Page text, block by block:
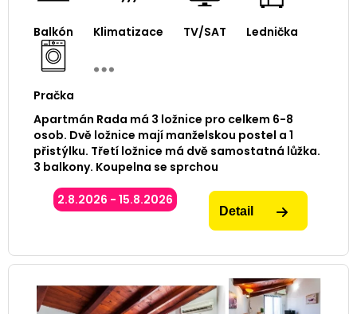
Balkón Klimatizace TV/SAT Lednička
Pračka
Apartmán Rada má 3 ložnice pro celkem 6-8
osob. Dvě ložnice mají manželskou postel a 1
přistýlku. Třetí ložnice má dvě samostatná lůžka.
3 balkony. Koupelna se sprchou
2.8.2026 - 15.8.2026
Detail